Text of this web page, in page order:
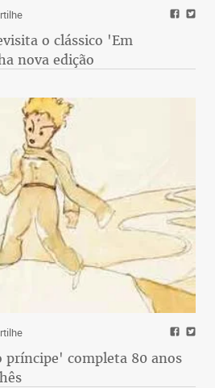
o clássico 'Em
nova edição
príncipe' completa 80 anos